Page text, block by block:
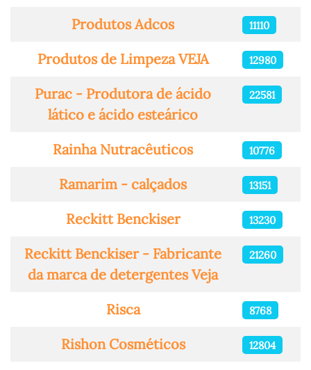
Produtos Adcos 11110
Produtos de Limpeza VEJA 12980
Purac - Produtora de ácido
lático e ácido esteárico
22581
Rainha Nutracêuticos 10776
Ramarim - calçados 13151
Reckitt Benckiser 13230
Reckitt Benckiser - Fabricante
da marca de detergentes Veja
21260
Risca 8768
Rishon Cosméticos 12804